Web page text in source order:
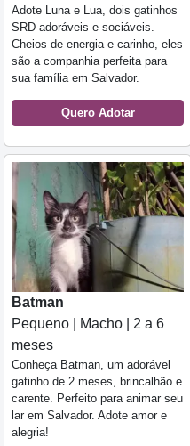
Adote Luna e Lua, dois gatinhos
SRD adoráveis e sociáveis.
Cheios de energia e carinho, eles
são a companhia perfeita para
sua família em Salvador.
Quero Adotar
Batman
Pequeno | Macho | 2 a 6
meses
Conheça Batman, um adorável
gatinho de 2 meses, brincalhão e
carente. Perfeito para animar seu
lar em Salvador. Adote amor e
alegria!